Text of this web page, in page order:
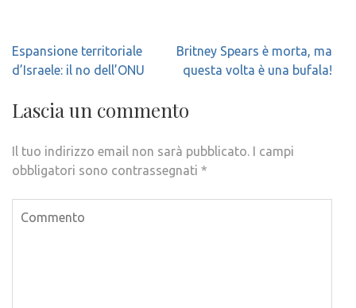
Navigazione
articoli
Espansione territoriale
d’Israele: il no dell’ONU
Britney Spears è morta, ma
questa volta è una bufala!
Lascia un commento
Il tuo indirizzo email non sarà pubblicato. I campi
obbligatori sono contrassegnati *